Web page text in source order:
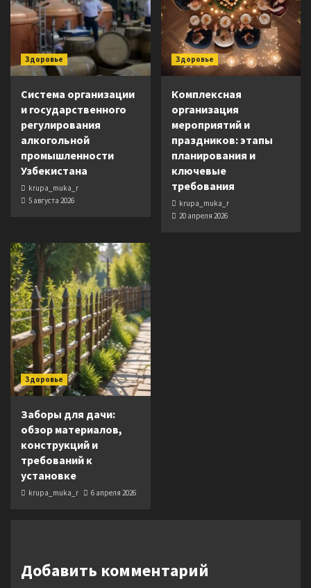
Здоровье
Система организации
и государственного
регулирования
алкогольной
промышленности
Узбекистана
krupa_muka_r
5 августа 2026
Здоровье
Комплексная
организация
мероприятий и
праздников: этапы
планирования и
ключевые
требования
krupa_muka_r
20 апреля 2026
Здоровье
Заборы для дачи:
обзор материалов,
конструкций и
требований к
установке
krupa_muka_r 6 апреля 2026
Добавить комментарий